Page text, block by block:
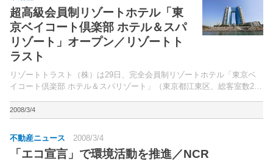
超高級会員制リゾートホテル「東
京ベイコート倶楽部 ホテル＆スパ
リゾート」オープン／リゾートト
ラスト
リゾートトラスト（株）は29日、完全会員制リゾートホテル「東京ベ
イコート倶楽部 ホテル＆スパリゾート」（東京都江東区、総客室数292
2008/3/4
不動産ニュース 2008/3/4
「エコ宣言」で環境活動を推進／NCR